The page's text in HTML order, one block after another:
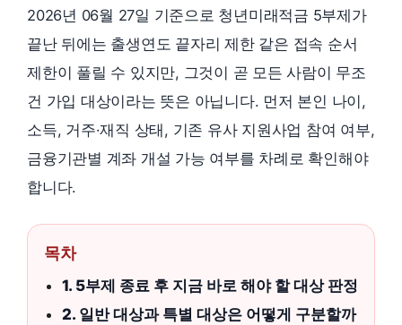
2026년 06월 27일 기준으로 청년미래적금 5부제가
끝난 뒤에는 출생연도 끝자리 제한 같은 접속 순서
제한이 풀릴 수 있지만, 그것이 곧 모든 사람이 무조
건 가입 대상이라는 뜻은 아닙니다. 먼저 본인 나이,
소득, 거주·재직 상태, 기존 유사 지원사업 참여 여부,
금융기관별 계좌 개설 가능 여부를 차례로 확인해야
합니다.
목차
1. 5부제 종료 후 지금 바로 해야 할 대상 판정
2. 일반 대상과 특별 대상은 어떻게 구분할까